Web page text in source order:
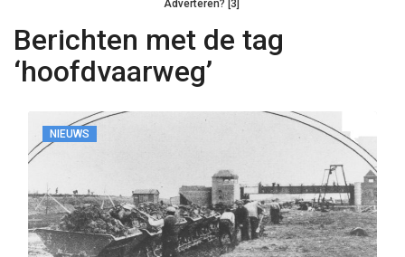
Adverteren? [3]
Berichten met de tag
‘hoofdvaarweg’
NIEUWS